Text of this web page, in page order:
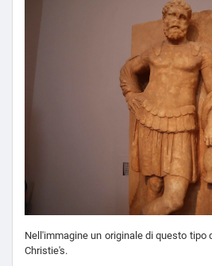
Nell'immagine un originale di questo tipo
Christie's.